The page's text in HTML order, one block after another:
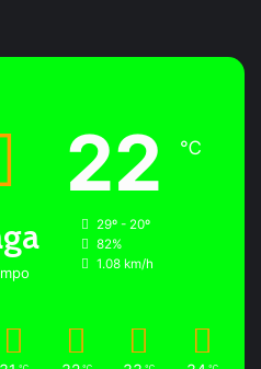
22 ℃
29º - 20º
82%
1.08 km/h